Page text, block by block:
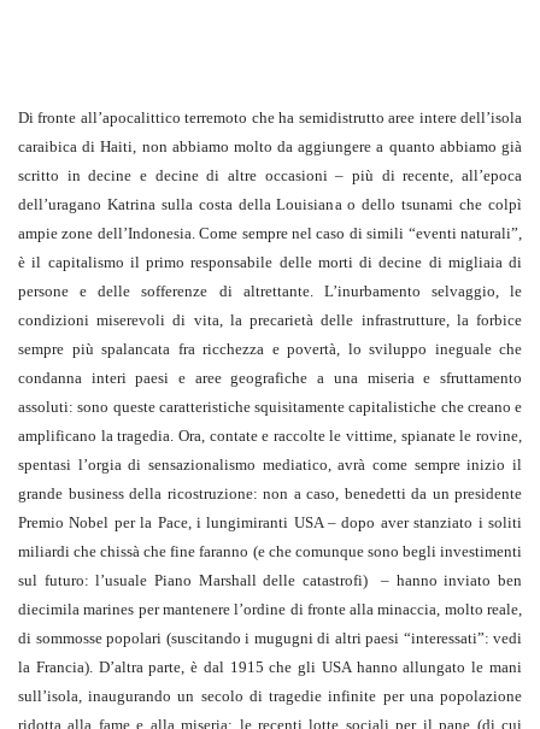
Di fronte all’apocalittico terremoto che ha semidistrutto aree intere dell’isola
caraibica di Haiti, non abbiamo molto da aggiungere a quanto abbiamo già
scritto in decine e decine di altre occasioni – più di recente, all’epoca
dell’uragano Katrina sulla costa della Louisiana o dello tsunami che colpì
ampie zone dell’Indonesia. Come sempre nel caso di simili “eventi naturali”,
è il capitalismo il primo responsabile delle morti di decine di migliaia di
persone e delle sofferenze di altrettante. L’inurbamento selvaggio, le
condizioni miserevoli di vita, la precarietà delle infrastrutture, la forbice
sempre più spalancata fra ricchezza e povertà, lo sviluppo ineguale che
condanna interi paesi e aree geografiche a una miseria e sfruttamento
assoluti: sono queste caratteristiche squisitamente capitalistiche che creano e
amplificano la tragedia. Ora, contate e raccolte le vittime, spianate le rovine,
spentasi l’orgia di sensazionalismo mediatico, avrà come sempre inizio il
grande business della ricostruzione: non a caso, benedetti da un presidente
Premio Nobel per la Pace, i lungimiranti USA – dopo aver stanziato i soliti
miliardi che chissà che fine faranno (e che comunque sono begli investimenti
sul futuro: l’usuale Piano Marshall delle catastrofi)
– hanno inviato ben
diecimila marines per mantenere l’ordine di fronte alla minaccia, molto reale,
di sommosse popolari (suscitando i mugugni di altri paesi “interessati”: vedi
la Francia). D’altra parte, è dal 1915 che gli USA hanno allungato le mani
sull’isola, inaugurando un secolo di tragedie infinite per una popolazione
ridotta alla fame e alla miseria: le recenti lotte sociali per il pane (di cui